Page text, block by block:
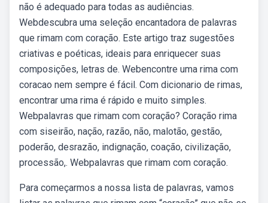
não é adequado para todas as audiências.
Webdescubra uma seleção encantadora de palavras
que rimam com coração. Este artigo traz sugestões
criativas e poéticas, ideais para enriquecer suas
composições, letras de. Webencontre uma rima com
coracao nem sempre é fácil. Com dicionario de rimas,
encontrar uma rima é rápido e muito simples.
Webpalavras que rimam com coração? Coração rima
com siseirão, nação, razão, não, malotão, gestão,
poderão, desrazão, indignação, coação, civilização,
processão,. Webpalavras que rimam com coração.
Para começarmos a nossa lista de palavras, vamos